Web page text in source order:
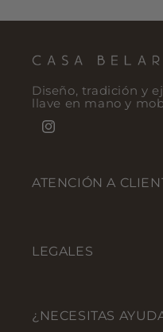
Diseño, tradición y
llave en mano y
Instagram
ATENCIÓN A
LEGALES
¿NECESITAS